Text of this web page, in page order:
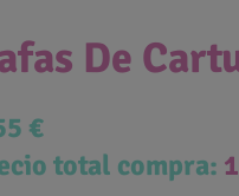
De
€
total compra: